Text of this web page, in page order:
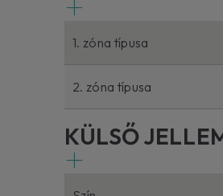
1. zóna típusa
2. zóna típusa
KÜLSŐ